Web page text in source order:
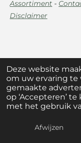
Deze website
om uw ervaring te
gemaakte
op ‘Accepteren’
met het gebruik
Afwijzen
g
r
o
o
r
Assortiment -
Disclaimer
E-mailadres